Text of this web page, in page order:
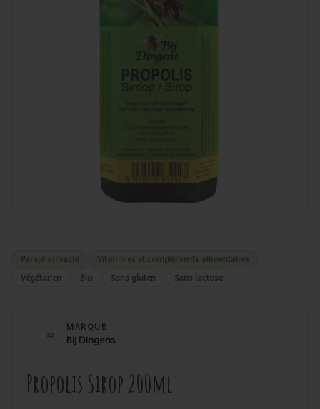
Parapharmacie
Vitamines et compléments alimentaires
Végétarien
Bio Sans gluten Sans lactose
MARQUE
Bij Dingens
Propolis Sirop 200ml